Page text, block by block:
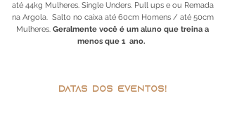
até 44kg Mulheres. Single Unders. Pull ups e ou Remada
na Argola. Salto no caixa até 60cm Homens / até 50cm
Mulheres. Geralmente você é um aluno que treina a
menos que 1 ano.
DATAS DOS EVENTOS!